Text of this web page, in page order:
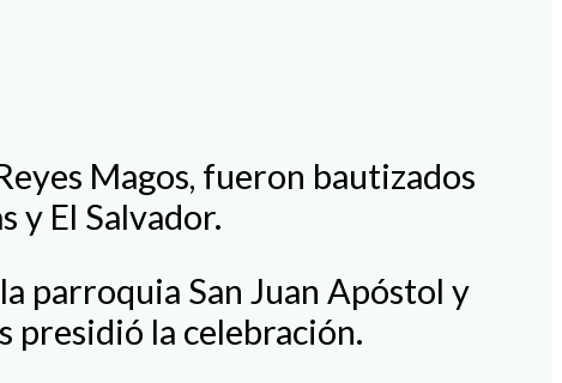
Magos, fueron bautizados
y El Salvador.
parroquia San Juan Apóstol y
presidió la celebración.